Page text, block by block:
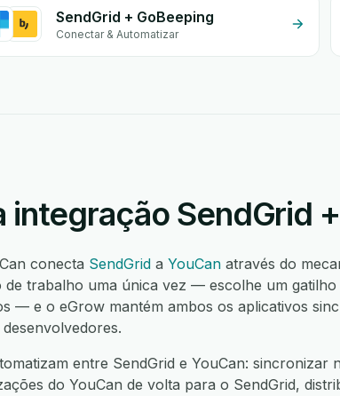
SendGrid + GoBeeping
Conectar & Automatizar
integração SendGrid
conecta SendGrid a YouCan através do
trabalho uma única vez — escolhe um
— e o eGrow mantém ambos os aplicativos
entre SendGrid e YouCan: sincronizar
do YouCan de volta para o SendGrid,